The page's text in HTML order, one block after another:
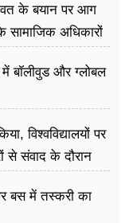
के बयान पर आग
सामाजिक अधिकारों
बॉलीवुड और ग्लोबल
विश्वविद्यालयों पर
से संवाद के दौरान
बस में तस्करी का